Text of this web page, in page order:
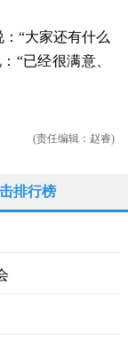
“大家还有什么
“已经很满意、
(责任编辑：赵睿)
排行榜